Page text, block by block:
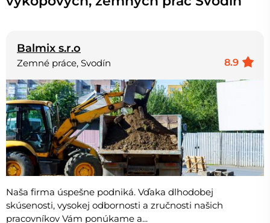
Balmix s.r.o
8.9
Zemné práce, Svodín
Naša firma úspešne podniká. Vďaka dlhodobej
skúsenosti, vysokej odbornosti a zručnosti našich
pracovníkov Vám ponúkame a...